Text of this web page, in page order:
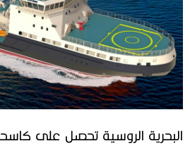
البحرية الروسية تحصل على